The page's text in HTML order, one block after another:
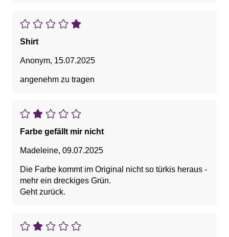
Shirt
Anonym, 15.07.2025
angenehm zu tragen
Farbe gefällt mir nicht
Madeleine, 09.07.2025
Die Farbe kommt im Original nicht so türkis heraus -
mehr ein dreckiges Grün.
Geht zurück.